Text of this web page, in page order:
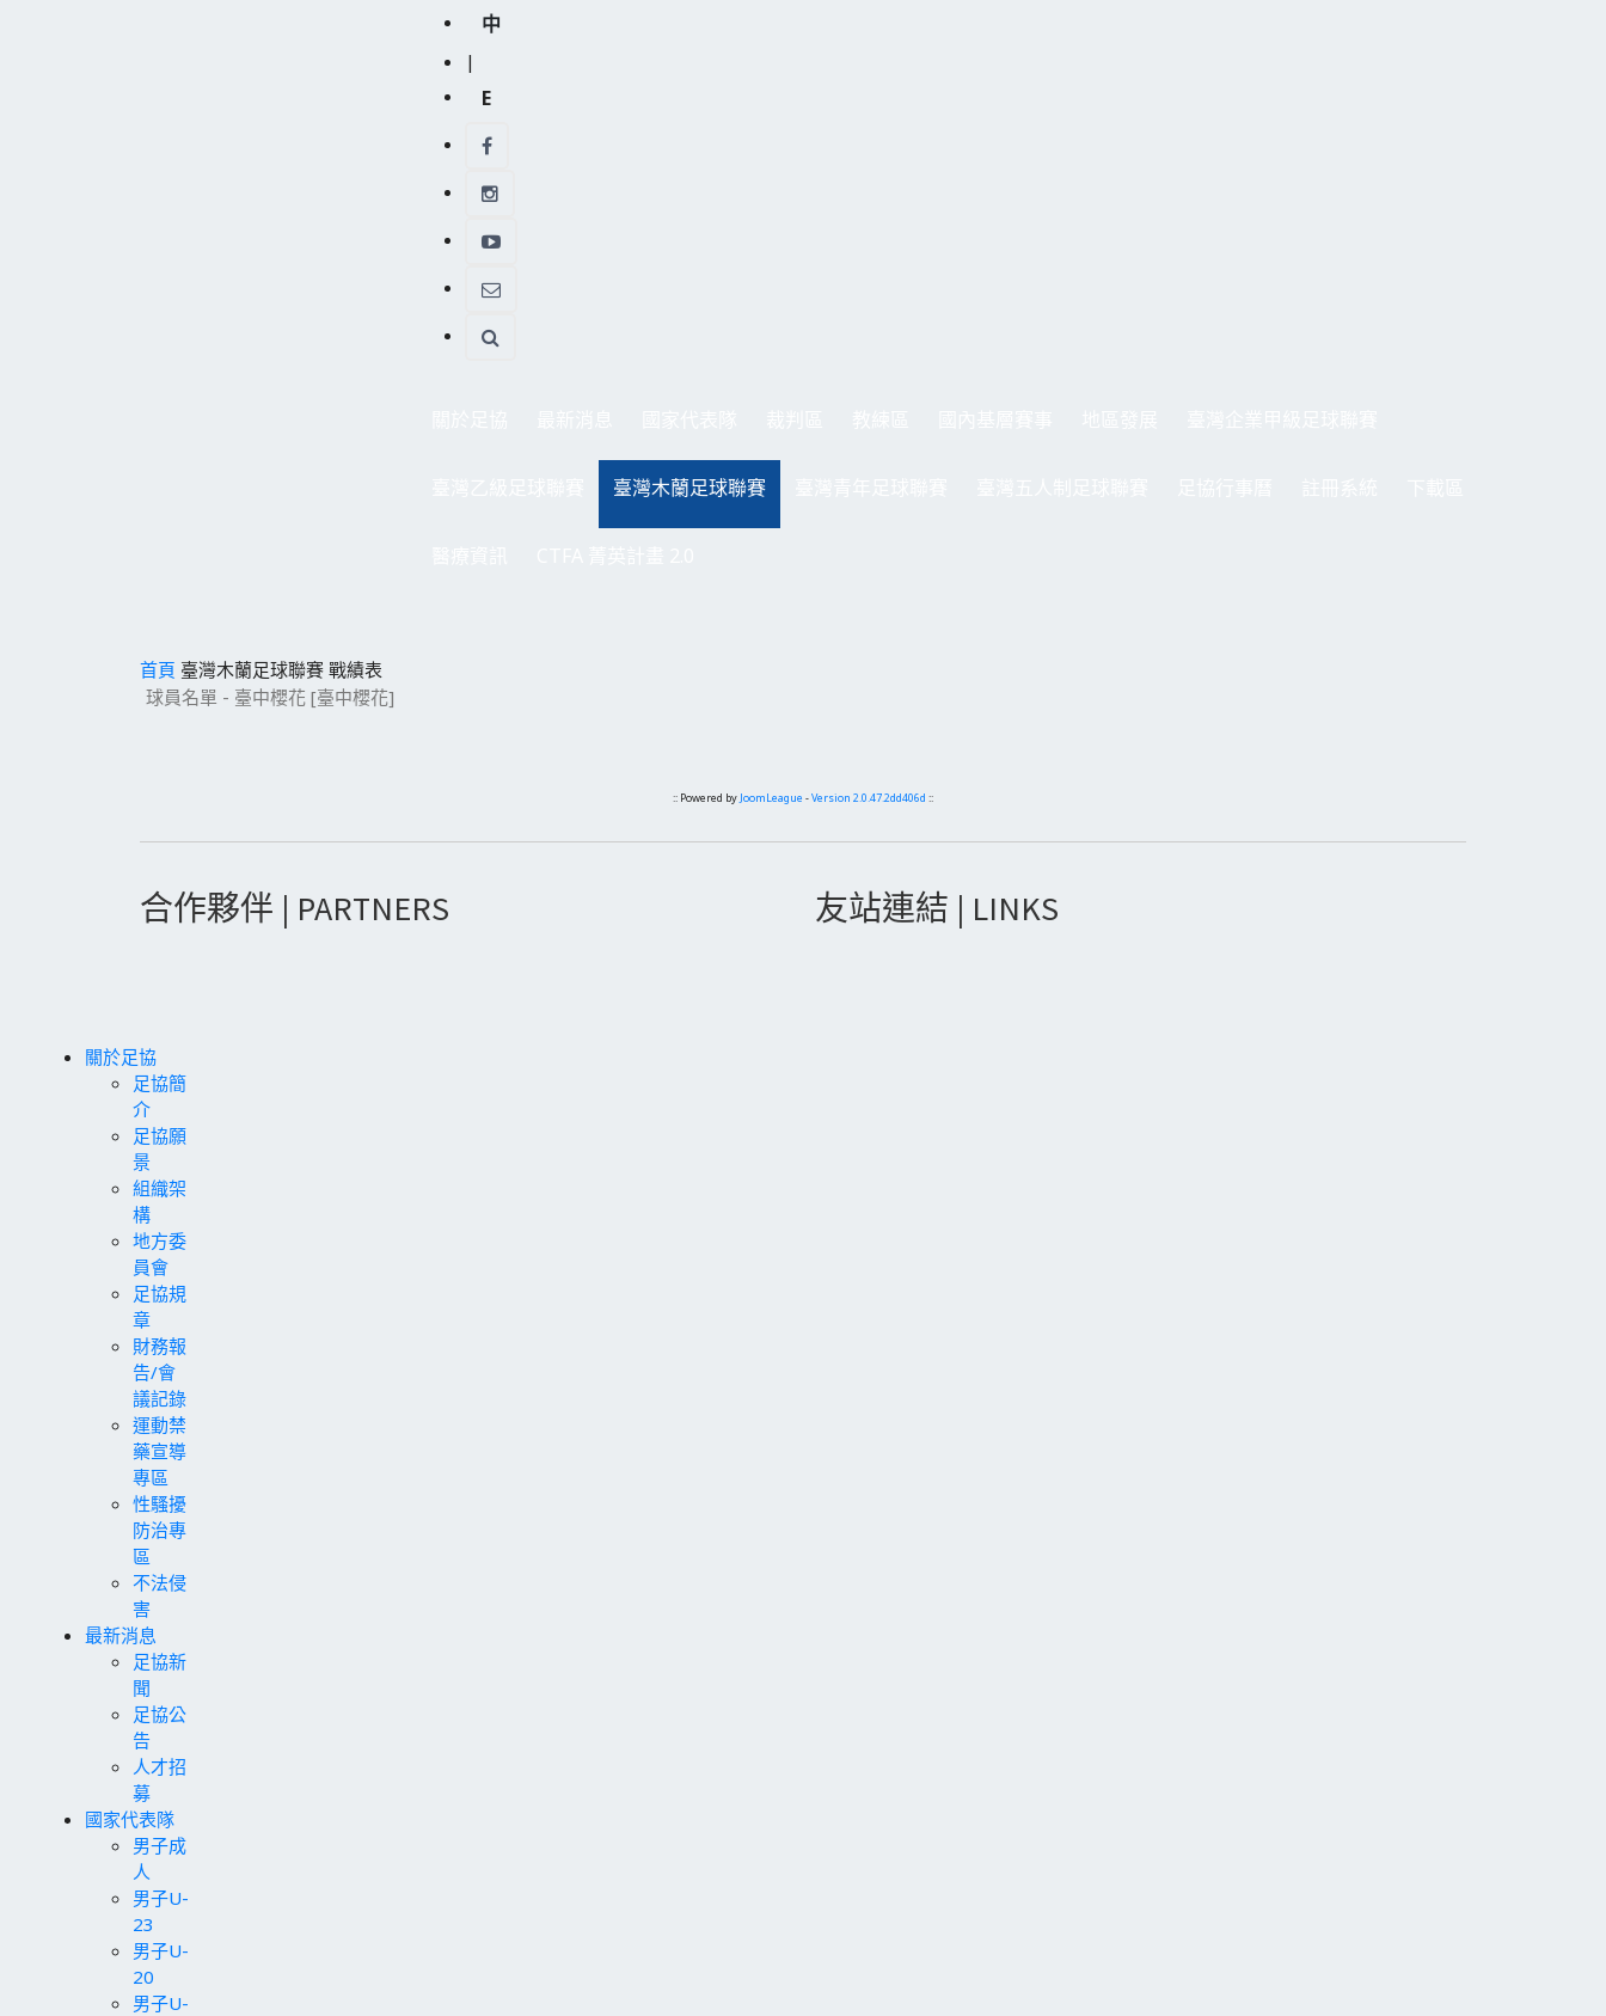
中
|
E
臺灣木蘭足球聯賽
首頁 臺灣木蘭足球聯賽 戰績表
球員名單 - 臺中櫻花 [臺中櫻花]
:: Powered by JoomLeague -Version 2.0.47.2dd406d ::
合作夥伴 | PARTNERS 友站連結 | LINKS
關於足協
足協簡
介
足協願
景
組織架
構
地方委
員會
足協規
章
財務報
告/會
議記錄
運動禁
藥宣導
專區
性騷擾
防治專
區
不法侵
害
最新消息
足協新
聞
足協公
告
人才招
募
國家代表隊
男子成
人
男子U-
23
男子U-
20
男子U-